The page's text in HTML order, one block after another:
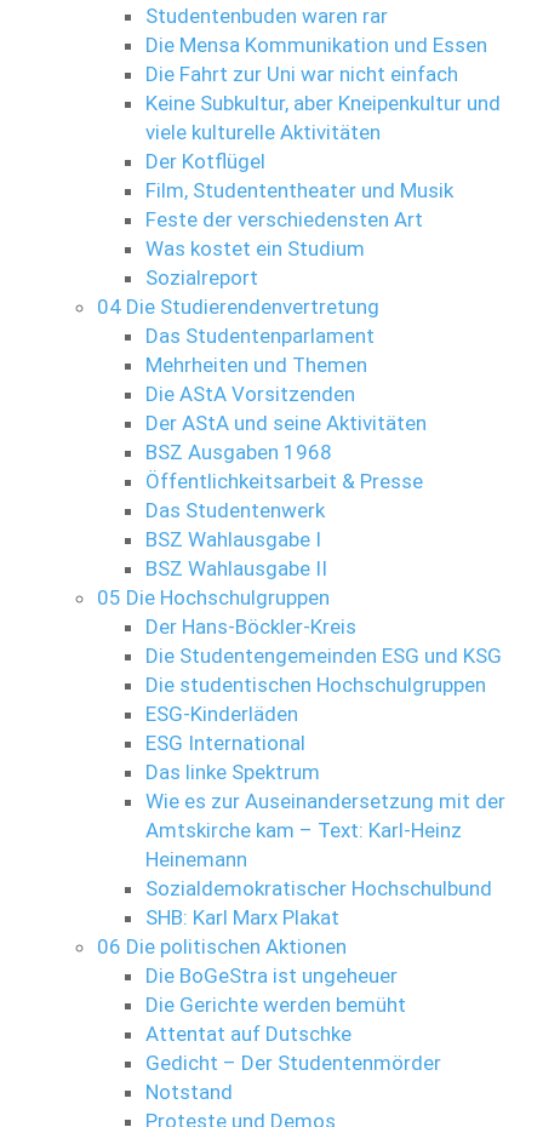
Studentenbuden waren rar
Die Mensa Kommunikation und Essen
Die Fahrt zur Uni war nicht einfach
Keine Subkultur, aber Kneipenkultur und
viele kulturelle Aktivitäten
Der Kotflügel
Film, Studententheater und Musik
Feste der verschiedensten Art
Was kostet ein Studium
Sozialreport
04 Die Studierendenvertretung
Das Studentenparlament
Mehrheiten und Themen
Die AStA Vorsitzenden
Der AStA und seine Aktivitäten
BSZ Ausgaben 1968
Öffentlichkeitsarbeit & Presse
Das Studentenwerk
BSZ Wahlausgabe I
BSZ Wahlausgabe II
05 Die Hochschulgruppen
Der Hans-Böckler-Kreis
Die Studentengemeinden ESG und KSG
Die studentischen Hochschulgruppen
ESG-Kinderläden
ESG International
Das linke Spektrum
Wie es zur Auseinandersetzung mit der
Amtskirche kam – Text: Karl-Heinz
Heinemann
Sozialdemokratischer Hochschulbund
SHB: Karl Marx Plakat
06 Die politischen Aktionen
Die BoGeStra ist ungeheuer
Die Gerichte werden bemüht
Attentat auf Dutschke
Gedicht – Der Studentenmörder
Notstand
Proteste und Demos